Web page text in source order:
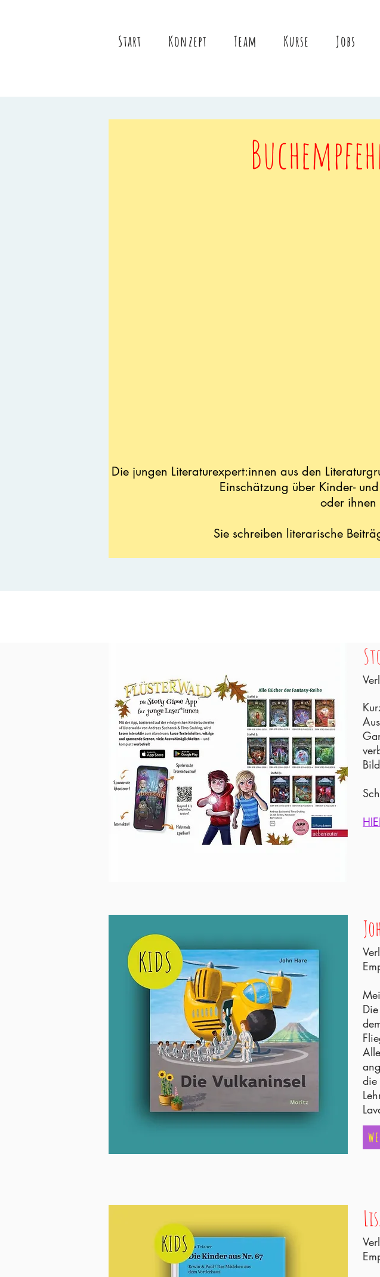
Start Konzept Team Kurse Jobs
Die jungen Literaturexpert:innen aus den
Einschätzung über Kinder-
oder ihnen
Sie schreiben literarische
die